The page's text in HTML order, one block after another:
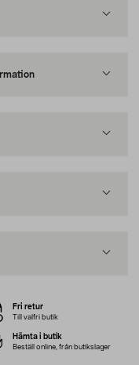
Fri retur
Till valfri butik
Hämta i butik
Beställ online, från butikslager